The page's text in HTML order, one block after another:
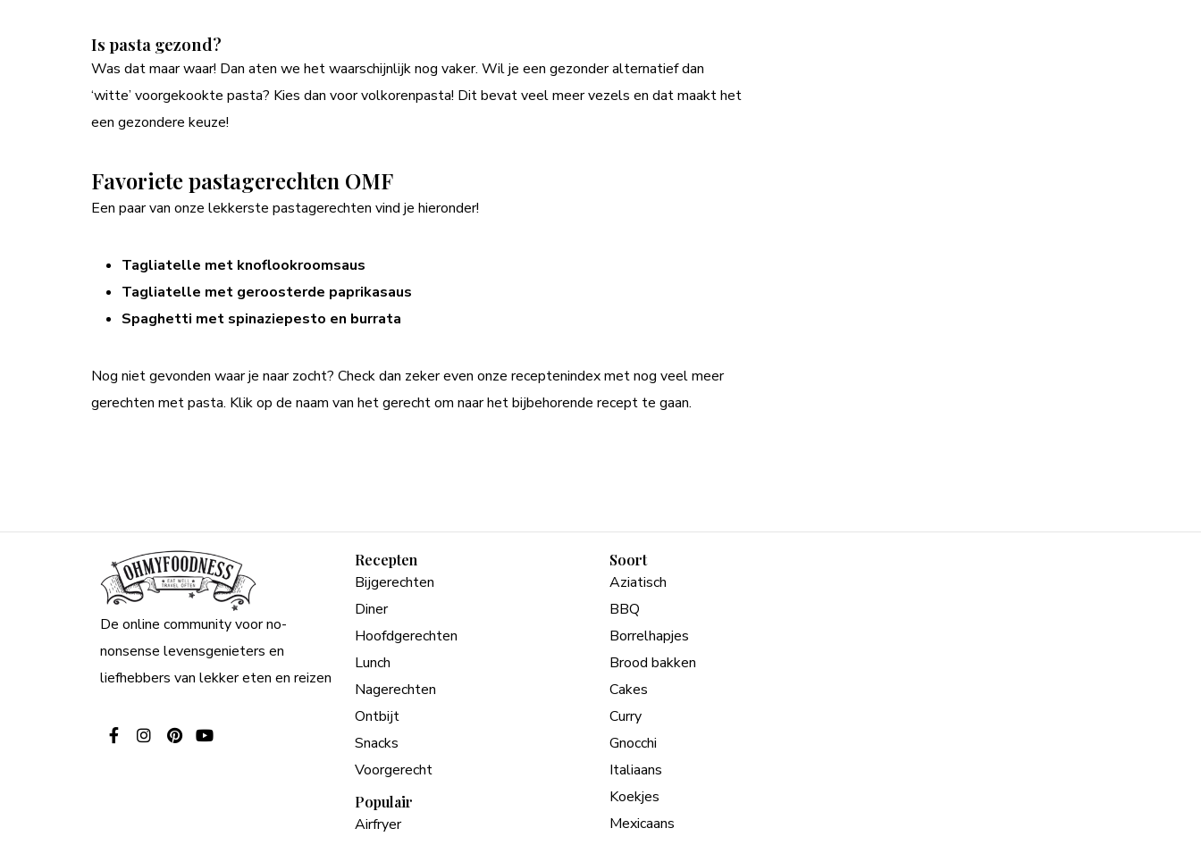
Is pasta gezond?
Was dat maar waar! Dan aten we het waarschijnlijk nog vaker. Wil je een gezonder alternatief dan
‘witte’ voorgekookte pasta? Kies dan voor volkorenpasta! Dit bevat veel meer vezels en dat maakt het
een gezondere keuze!
Favoriete pastagerechten OMF
Een paar van onze lekkerste pastagerechten vind je hieronder!
Tagliatelle met knoflookroomsaus
Tagliatelle met geroosterde paprikasaus
Spaghetti met spinaziepesto en burrata
Nog niet gevonden waar je naar zocht? Check dan zeker even onze receptenindexmet nog veel meer
gerechten met pasta. Klik op de naam van het gerecht om naar het bijbehorende recept te gaan.
De online community voor no-
nonsense levensgenieters en
liefhebbers van lekker eten en reizen
Recepten
Bijgerechten
Diner
Hoofdgerechten
Lunch
Nagerechten
Ontbijt
Snacks
Voorgerecht
Populair
Airfryer
Soort
Aziatisch
BBQ
Borrelhapjes
Brood bakken
Cakes
Curry
Gnocchi
Italiaans
Koekjes
Mexicaans